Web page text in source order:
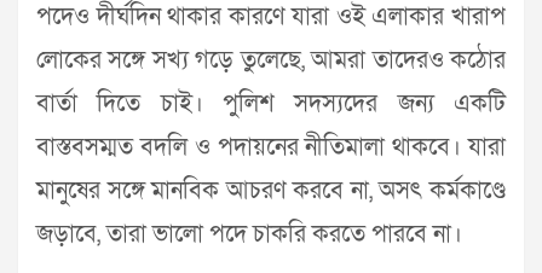
পদেও দীর্ঘদিন থাকার কারণে যারা ওই এলাকার খারাপ
লোকের সঙ্গে সখ্য গড়ে তুলেছে, আমরা তাদেরও কঠোর
বার্তা দিতে চাই। পুলিশ সদস্যদের জন্য একটি
বাস্তবসম্মত বদলি ও পদায়নের নীতিমালা থাকবে। যারা
মানুষের সঙ্গে মানবিক আচরণ করবে না, অসৎ কর্মকাণ্ডে
জড়াবে, তারা ভালো পদে চাকরি করতে পারবে না।